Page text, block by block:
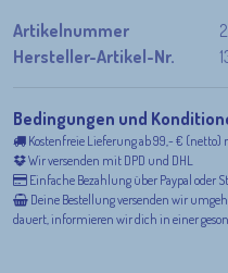
Artikelnummer
Hersteller-Artikel-Nr.
Bedingungen und
Kostenfreie Lieferung ab 99,- € (netto)
Wir versenden mit DPD und DHL
Einfache Bezahlung über Paypal oder
Deine Bestellung versenden wir
dauert, informieren wir dich in einer